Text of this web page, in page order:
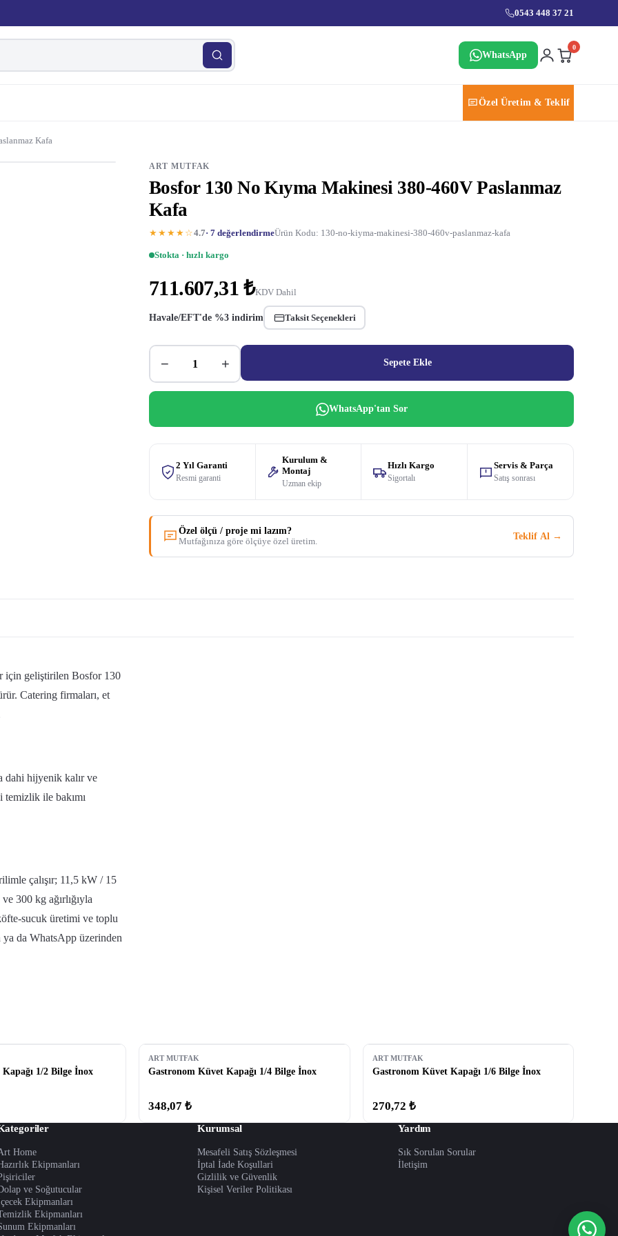
0543 448 37 21
WhatsApp
0
Özel Üretim & Teklif
Kafa
ART MUTFAK
Bosfor 130 No Kıyma Makinesi 380-460V Paslanmaz
Kafa
★★★★☆4.7· 7 değerlendirmeÜrün Kodu: 130-no-kiyma-makinesi-380-460v-paslanmaz-kafa
Stokta · hızlı kargo
711.607,31 ₺KDV Dahil
Havale/EFT'de %3 indirim Taksit Seçenekleri
− + Sepete Ekle
WhatsApp'tan Sor
2 Yıl Garanti
Resmi garanti
Kurulum &
Montaj
Uzman ekip
Hızlı Kargo
Sigortalı
Servis & Parça
Satış sonrası
Özel ölçü / proje mi lazım?
Mutfağınıza göre ölçüye özel üretim.
Teklif Al →
için geliştirilen Bosfor 130
Catering firmaları, et
dahi hijyenik kalır ve
ile bakımı
çalışır; 11,5 kW / 15
300 kg ağırlığıyla
sucuk üretimi ve toplu
da WhatsApp üzerinden
1/2 Bilge İnox
ART MUTFAK
Gastronom Küvet Kapağı 1/4 Bilge İnox
348,07 ₺
ART MUTFAK
Gastronom Küvet Kapağı 1/6 Bilge İnox
270,72 ₺
Home
Ekipmanları
ve Soğutucular
Ekipmanları
Ekipmanları
Ekipmanları
Kurumsal
Mesafeli Satış Sözleşmesi
İptal İade Koşullari
Gizlilik ve Güvenlik
Kişisel Veriler Politikası
Yardım
Sık Sorulan Sorular
İletişim